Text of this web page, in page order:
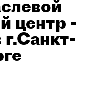
центр -